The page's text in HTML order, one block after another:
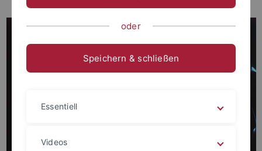
oder
Speichern & schließen
Essentiell
Videos